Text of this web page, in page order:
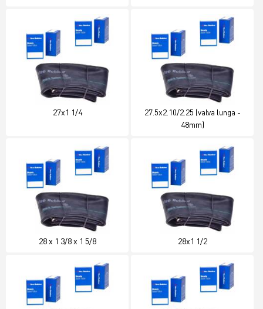
27x1 1/4
27.5x2.10/2.25 (valva lunga -
48mm)
28 x 1 3/8 x 1 5/8 28x1 1/2